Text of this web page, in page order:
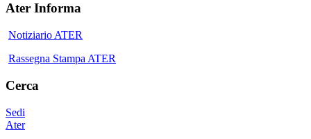
Ater Informa
Notiziario ATER
Rassegna Stampa ATER
Cerca
Sedi
Ater